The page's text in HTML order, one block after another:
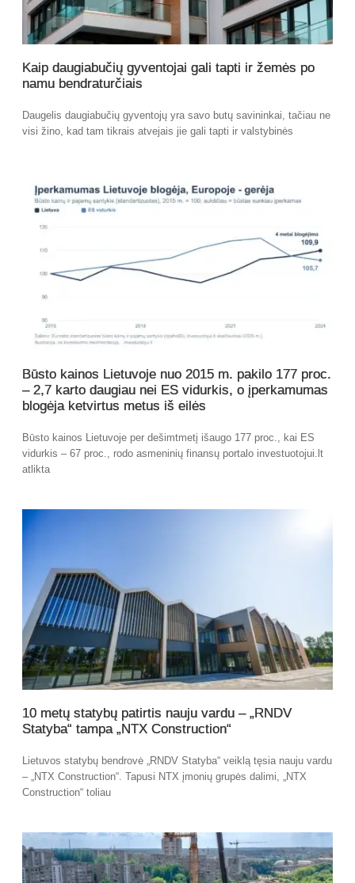
Kaip daugiabučių gyventojai gali tapti ir žemės po
namu bendraturčiais
Daugelis daugiabučių gyventojų yra savo butų savininkai, tačiau ne
visi žino, kad tam tikrais atvejais jie gali tapti ir valstybinės
Būsto kainos Lietuvoje nuo 2015 m. pakilo 177 proc.
– 2,7 karto daugiau nei ES vidurkis, o įperkamumas
blogėja ketvirtus metus iš eilės
Būsto kainos Lietuvoje per dešimtmetį išaugo 177 proc., kai ES
vidurkis – 67 proc., rodo asmeninių finansų portalo investuotojui.lt
atlikta
10 metų statybų patirtis nauju vardu – „RNDV
Statyba“ tampa „NTX Construction“
Lietuvos statybų bendrovė „RNDV Statyba“ veiklą tęsia nauju vardu
– „NTX Construction“. Tapusi NTX įmonių grupės dalimi, „NTX
Construction“ toliau